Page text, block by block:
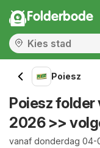
Folderbode
Poiesz
Poiesz
2026 >>
vanaf donderdag